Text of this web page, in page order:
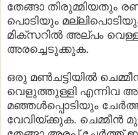
തേങ്ങാ തിരുമ്മിയതും
പൊടിയും
മിക്സറില്‍ അല്പം
അരച്ചെടുക്കുക.
ഒരു മണ്‍ചട്ടിയില്‍
വെളുത്തുള്ളി എന്നിവ
മഞ്ഞള്‍പ്പൊടിയും
വേവിയ്ക്കുക.